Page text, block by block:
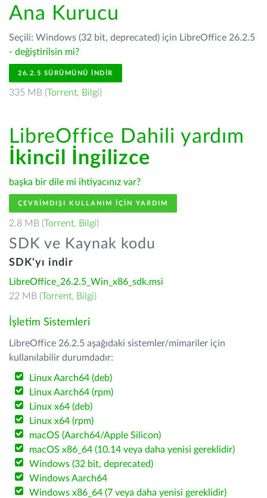
Ana Kurucu
Seçili: Windows (32 bit, deprecated) için LibreOffice 26.2.5
- değiştirilsin mi?
26.2.5 SÜRÜMÜNÜ İNDIR
335 MB (Torrent, Bilgi)
LibreOffice Dahili yardım
İkincil İngilizce
başka bir dile mi ihtiyacınız var?
ÇEVRIMDIŞI KULLANIM IÇIN YARDIM
2.8 MB (Torrent, Bilgi)
SDK ve Kaynak kodu
SDK'yı indir
LibreOffice_26.2.5_Win_x86_sdk.msi
22 MB (Torrent, Bilgi)
İşletim Sistemleri
LibreOffice 26.2.5 aşağıdaki sistemler/mimariler için
kullanılabilir durumdadır:
Linux Aarch64 (deb)
Linux Aarch64 (rpm)
Linux x64 (deb)
Linux x64 (rpm)
macOS (Aarch64/Apple Silicon)
macOS x86_64 (10.14 veya daha yenisi gereklidir)
Windows (32 bit, deprecated)
Windows Aarch64
Windows x86_64 (7 veya daha yenisi gereklidir)